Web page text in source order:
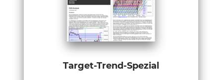
Target-Trend-Spezial